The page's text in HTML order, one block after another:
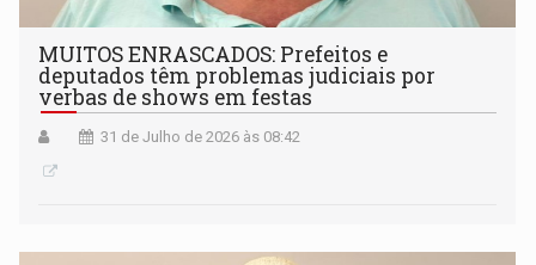
MUITOS ENRASCADOS: Prefeitos e
deputados têm problemas judiciais por
verbas de shows em festas
31 de Julho de 2026 às 08:42